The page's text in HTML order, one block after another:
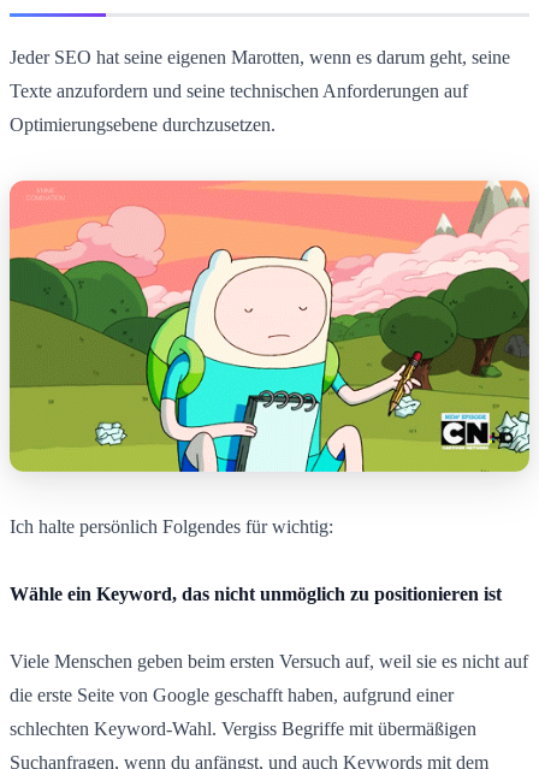
Jeder SEO hat seine eigenen Marotten, wenn es darum geht, seine
Texte anzufordern und seine technischen Anforderungen auf
Optimierungsebene durchzusetzen.
Ich halte persönlich Folgendes für wichtig:
Wähle ein Keyword, das nicht unmöglich zu positionieren ist
Viele Menschen geben beim ersten Versuch auf, weil sie es nicht auf
die erste Seite von Google geschafft haben, aufgrund einer
schlechten Keyword-Wahl. Vergiss Begriffe mit übermäßigen
Suchanfragen, wenn du anfängst, und auch Keywords mit dem